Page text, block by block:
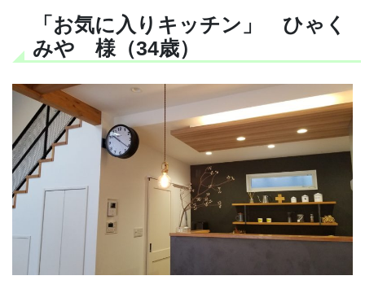
「お気に入りキッチン」 ひゃく
みや 様（34歳）